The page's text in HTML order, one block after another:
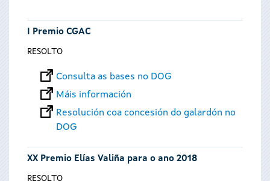
I Premio CGAC
RESOLTO
Consulta as bases no DOG
Máis información
Resolución coa concesión do galardón no
DOG
XX Premio Elías Valiña para o ano 2018
RESOLTO